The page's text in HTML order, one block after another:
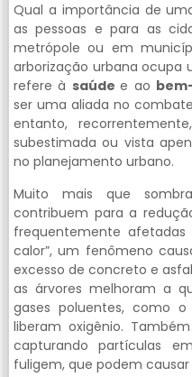
Qual a importância de
as pessoas e para as
metrópole ou em
arborização urbana ocupa
refere à saúdee ao
ser uma aliada no
entanto,
subestimada ou vista
no planejamento urbano.
Muito mais que
contribuem para a
frequentemente
calor”, um fenômeno
excesso de concreto e
as árvores melhoram a
gases poluentes, como
liberam oxigênio.
capturando partículas
fuligem, que podem